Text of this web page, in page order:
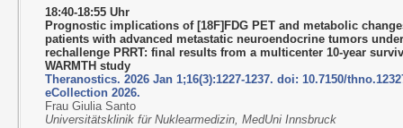
18:40-18:55 Uhr
Prognostic implications of [18F]FDG PET and metabolic
patients with advanced metastatic neuroendocrine tumors
rechallenge PRRT: final results from a multicenter 10-year
WARMTH study
Theranostics. 2026 Jan 1;16(3):1227-1237. doi: 10.7150/
eCollection 2026.
Frau Giulia Santo
Universitätsklinik für Nuklearmedizin, MedUni Innsbruck